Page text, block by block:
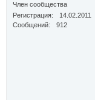
Член сообщества
Регистрация
14.02.2011
Сообщений
912